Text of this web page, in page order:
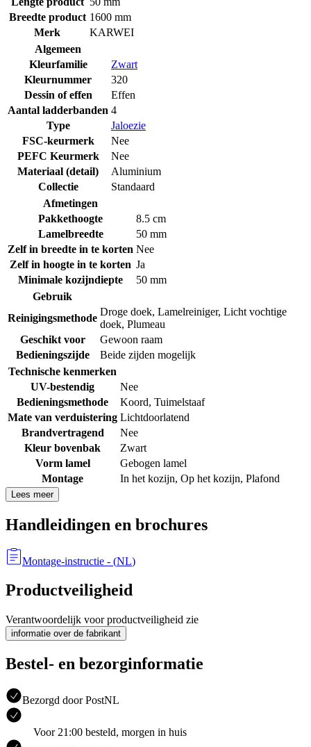
Breedte product 1600 mm
Merk
KARWEI
Algemeen
Kleurfamilie
Zwart
Kleurnummer
320
Dessin of effen
Effen
Aantal ladderbanden 4
Type
Jaloezie
FSC-keurmerk
Nee
PEFC Keurmerk
Nee
Materiaal (detail)
Aluminium
Collectie
Standaard
Afmetingen
Pakkethoogte
8.5 cm
Lamelbreedte
50 mm
Zelf in breedte in te korten Nee
Zelf in hoogte in te korten Ja
Minimale kozijndiepte
50 mm
Gebruik
Reinigingsmethode
Droge doek, Lamelreiniger, Licht vochtige
doek, Plumeau
Geschikt voor
Gewoon raam
Bedieningszijde
Beide zijden mogelijk
Technische kenmerken
UV-bestendig
Nee
Bedieningsmethode
Koord, Tuimelstaaf
Mate van verduistering Lichtdoorlatend
Brandvertragend
Nee
Kleur bovenbak
Zwart
Vorm lamel
Gebogen lamel
Montage
In het kozijn, Op het kozijn, Plafond
Lees meer
Handleidingen en brochures
Montage-instructie - (NL)
Productveiligheid
Verantwoordelijk voor productveiligheid zie
informatie over de fabrikant
Bestel- en bezorginformatie
Bezorgd door PostNL
Voor 21:00 besteld, morgen in huis